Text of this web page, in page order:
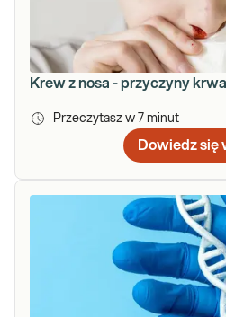
Krew z nosa - przyczyny
Przeczytasz w 7 minut
Dowiedz się